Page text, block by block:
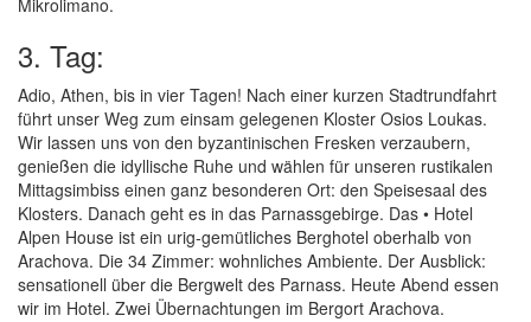
Mikrolimano.
3. Tag:
Adio, Athen, bis in vier Tagen! Nach einer kurzen Stadtrundfahrt
führt unser Weg zum einsam gelegenen Kloster Osios Loukas.
Wir lassen uns von den byzantinischen Fresken verzaubern,
genießen die idyllische Ruhe und wählen für unseren rustikalen
Mittagsimbiss einen ganz besonderen Ort: den Speisesaal des
Klosters. Danach geht es in das Parnassgebirge. Das • Hotel
Alpen House ist ein urig-gemütliches Berghotel oberhalb von
Arachova. Die 34 Zimmer: wohnliches Ambiente. Der Ausblick:
sensationell über die Bergwelt des Parnass. Heute Abend essen
wir im Hotel. Zwei Übernachtungen im Bergort Arachova.